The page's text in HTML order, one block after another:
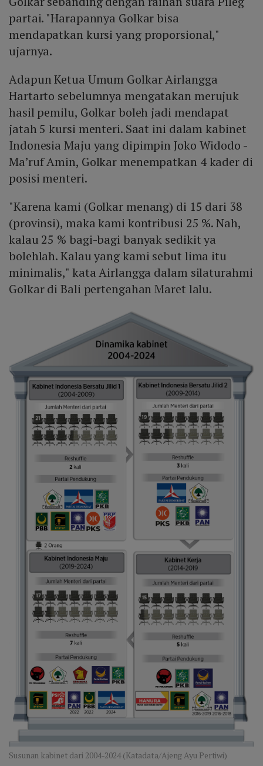
partai. "Harapannya Golkar bisa
mendapatkan kursi yang proporsional,"
ujarnya.
Adapun Ketua Umum Golkar Airlangga
Hartarto sebelumnya mengatakan merujuk
hasil pemilu, Golkar boleh jadi mendapat
jatah 5 kursi menteri. Saat ini dalam kabinet
Indonesia Maju yang dipimpin Joko Widodo -
Ma’ruf Amin, Golkar menempatkan 4 kader di
posisi menteri.
"Karena kami (Golkar menang) di 15 dari 38
(provinsi), maka kami kontribusi 25 %. Nah,
kalau 25 % bagi-bagi banyak sedikit ya
bolehlah. Kalau yang kami sebut lima itu
minimalis," kata Airlangga dalam silaturahmi
Golkar di Bali pertengahan Maret lalu.
Susunan kabinet dari 2004-2024 (Katadata/Ajeng Ayu Pertiwi)